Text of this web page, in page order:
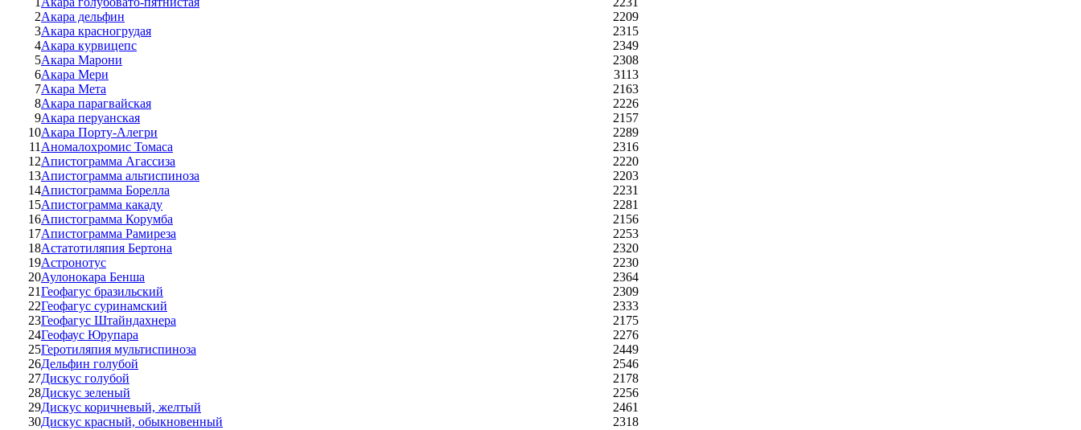
2Акара дельфин
2209
3Акара красногрудая
2315
4Акара курвицепс
2349
5Акара Марони
2308
6Акара Мери
3113
7Акара Мета
2163
8Акара парагвайская
2226
9Акара перуанская
2157
10Акара Порту-Алегри
2289
11 Аномалохромис Томаса
2316
12Апистограмма Агассиза
2220
13Апистограмма альтиспиноза
2203
14Апистограмма Борелла
2231
15Апистограмма какаду
2281
16Апистограмма Корумба
2156
17Апистограмма Рамиреза
2253
18Астатотиляпия Бертона
2320
19Астронотус
2230
20Аулонокара Бенша
2364
21Геофагус бразильский
2309
22Геофагус суринамский
2333
23Геофагус Штайндахнера
2175
24Геофаус Юрупара
2276
25Геротиляпия мультиспиноза
2449
26Дельфин голубой
2546
27Дискус голубой
2178
28Дискус зеленый
2256
29Дискус коричневый, желтый
2461
30Дискус красный, обыкновенный
2318